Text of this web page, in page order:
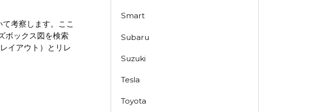
考察します。ここ
ボックス図を検索
イアウト）とリレ
Smart
Subaru
Suzuki
Tesla
Toyota